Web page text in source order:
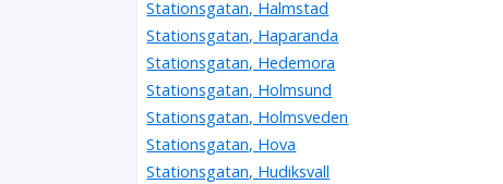
Stationsgatan, Halmstad
Stationsgatan, Haparanda
Stationsgatan, Hedemora
Stationsgatan, Holmsund
Stationsgatan, Holmsveden
Stationsgatan, Hova
Stationsgatan, Hudiksvall